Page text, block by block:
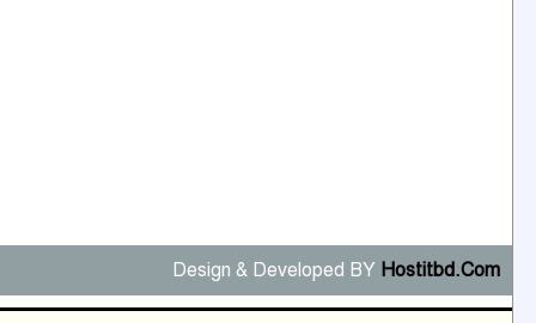
Design & Developed BY Hostitbd.Com